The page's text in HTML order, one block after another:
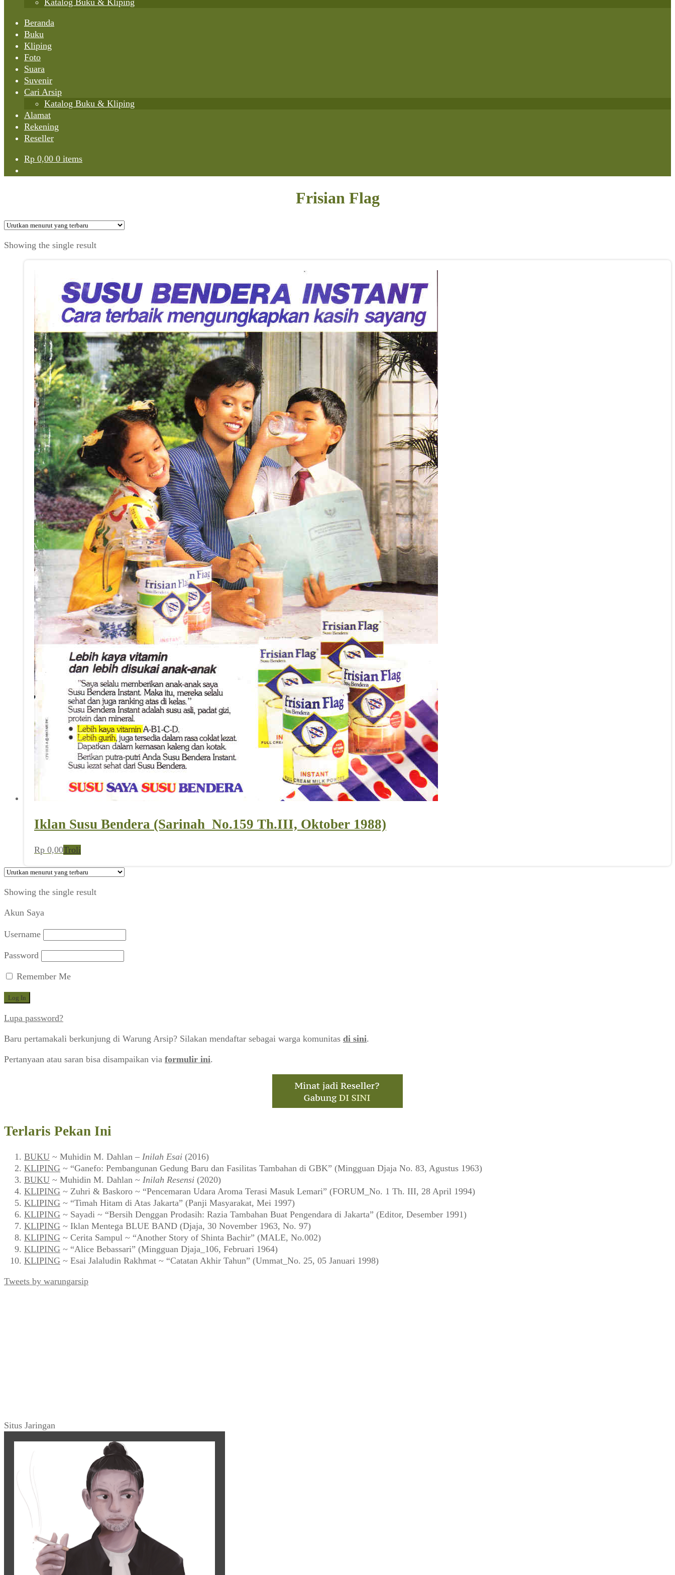
Katalog Buku & Kliping
Beranda
Buku
Kliping
Foto
Suara
Suvenir
Cari Arsip
Katalog Buku & Kliping
Alamat
Rekening
Reseller
Rp 0,00 0 items
Frisian Flag
Showing the single result
Iklan Susu Bendera (Sarinah_No.159 Th.III, Oktober 1988)
Rp 0,00Troli
Showing the single result
Akun Saya
Username
Password
Remember Me
Lupa password?
Baru pertamakali berkunjung di Warung Arsip? Silakan mendaftar sebagai warga komunitas di sini.
Pertanyaan atau saran bisa disampaikan via formulir ini.
Terlaris Pekan Ini
BUKU ~ Muhidin M. Dahlan – Inilah Esai (2016)
KLIPING ~ “Ganefo: Pembangunan Gedung Baru dan Fasilitas Tambahan di GBK” (Mingguan Djaja No. 83, Agustus 1963)
BUKU ~ Muhidin M. Dahlan ~ Inilah Resensi (2020)
KLIPING ~ Zuhri & Baskoro ~ “Pencemaran Udara Aroma Terasi Masuk Lemari” (FORUM_No. 1 Th. III, 28 April 1994)
KLIPING ~ “Timah Hitam di Atas Jakarta” (Panji Masyarakat, Mei 1997)
KLIPING ~ Sayadi ~ “Bersih Denggan Prodasih: Razia Tambahan Buat Pengendara di Jakarta” (Editor, Desember 1991)
KLIPING ~ Iklan Mentega BLUE BAND (Djaja, 30 November 1963, No. 97)
KLIPING ~ Cerita Sampul ~ “Another Story of Shinta Bachir” (MALE, No.002)
KLIPING ~ “Alice Bebassari” (Mingguan Djaja_106, Februari 1964)
KLIPING ~ Esai Jalaludin Rakhmat ~ “Catatan Akhir Tahun” (Ummat_No. 25, 05 Januari 1998)
Tweets by warungarsip
Situs Jaringan